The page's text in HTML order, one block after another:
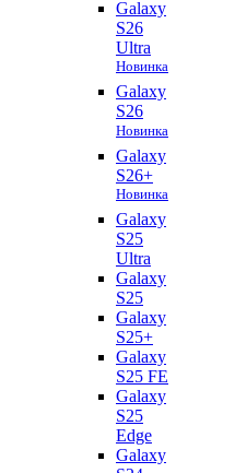
Galaxy
S26
Ultra
Новинка
Galaxy
S26
Новинка
Galaxy
S26+
Новинка
Galaxy
S25
Ultra
Galaxy
S25
Galaxy
S25+
Galaxy
S25 FE
Galaxy
S25
Edge
Galaxy